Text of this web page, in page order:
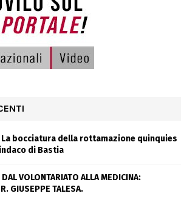
La bocciatura della rottamazione quinquies
di Bastia
DAL VOLONTARIATO ALLA MEDICINA:
GIUSEPPE TALESA.